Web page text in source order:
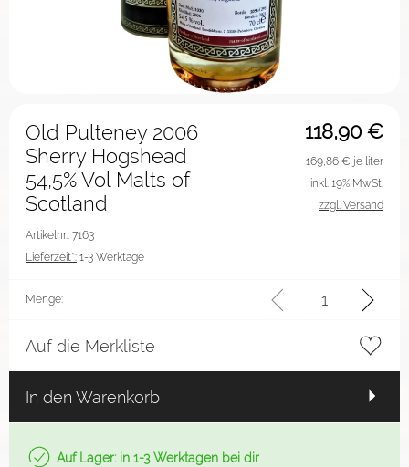
118,90 €
Old Pulteney 2006
Sherry Hogshead
54,5% Vol Malts of
Scotland
Artikelnr.: 7163
Lieferzeit*: 1-3 Werktage
169,86 € je liter
inkl. 19% MwSt.
zzgl. Versand
Menge:
Auf die Merkliste
In den Warenkorb
Auf Lager: in 1-3 Werktagen bei dir